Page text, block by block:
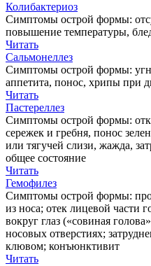
Колибактериоз
Симптомы острой формы:
повышение температуры,
Читать
Сальмонеллез
Симптомы острой формы:
аппетита, понос, хрипы при
Читать
Пастереллез
Симптомы острой формы:
сережек и гребня, понос
или тягучей слизи, жажда,
общее состояние
Читать
Гемофилез
Симптомы острой формы:
из носа; отек лицевой части
вокруг глаз («совиная
носовых отверстиях;
клювом; конъюнктивит
Читать